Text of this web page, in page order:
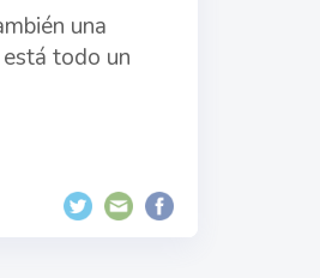
una
todo un